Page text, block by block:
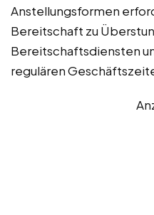
Anstellungsformen
Bereitschaft zu
Bereitschaftsdiensten
regulären